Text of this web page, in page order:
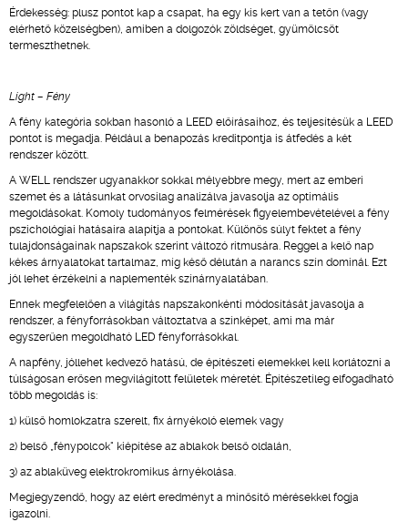
Érdekesség: plusz pontot kap a csapat, ha egy kis kert van a tetőn (vagy
elérhető közelségben), amiben a dolgozók zöldséget, gyümölcsöt
termeszthetnek.
Light – Fény
A fény kategória sokban hasonló a LEED előírásaihoz, és teljesítésük a LEED
pontot is megadja. Például a benapozás kreditpontja is átfedés a két
rendszer között.
A WELL rendszer ugyanakkor sokkal mélyebbre megy, mert az emberi
szemet és a látásunkat orvosilag analizálva javasolja az optimális
megoldásokat. Komoly tudományos felmérések figyelembevételével a fény
pszichológiai hatásaira alapítja a pontokat. Különös súlyt fektet a fény
tulajdonságainak napszakok szerint változó ritmusára. Reggel a kelő nap
kékes árnyalatokat tartalmaz, míg késő délután a narancs szín dominál. Ezt
jól lehet érzékelni a naplementék színárnyalatában.
Ennek megfelelően a világítás napszakonkénti módosítását javasolja a
rendszer, a fényforrásokban változtatva a színképet, ami ma már
egyszerűen megoldható LED fényforrásokkal.
A napfény, jóllehet kedvező hatású, de építészeti elemekkel kell korlátozni a
túlságosan erősen megvilágított felületek méretét. Építészetileg elfogadható
több megoldás is:
1) külső homlokzatra szerelt, fix árnyékoló elemek vagy
2) belső „fénypolcok" kiépítése az ablakok belső oldalán,
3) az ablaküveg elektrokromikus árnyékolása.
Megjegyzendő, hogy az elért eredményt a minősítő mérésekkel fogja
igazolni.